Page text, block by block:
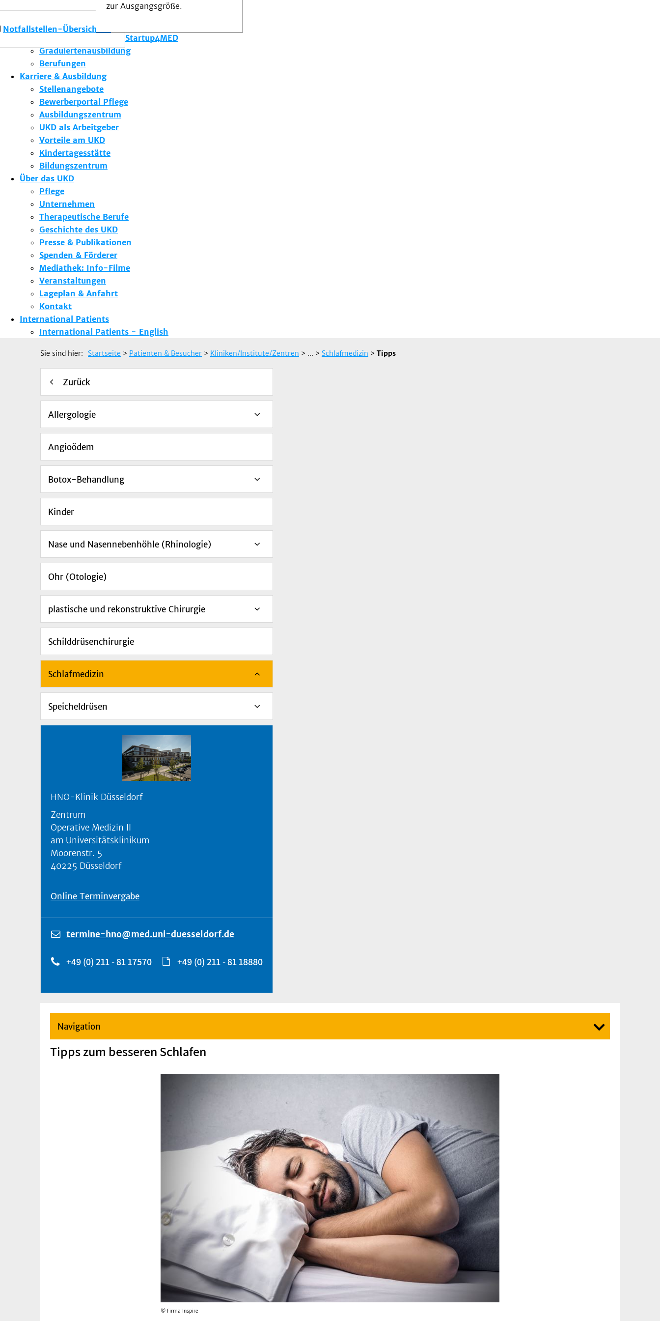
Notfallstellen-Übersicht
zur Ausgangsgröße.
Forschung am UKD
Studium & Lehre
Gründungsförderung Startup4MED
Graduiertenausbildung
Berufungen
Karriere & Ausbildung
Stellenangebote
Bewerberportal Pflege
Ausbildungszentrum
UKD als Arbeitgeber
Vorteile am UKD
Kindertagesstätte
Bildungszentrum
Über das UKD
Pflege
Unternehmen
Therapeutische Berufe
Geschichte des UKD
Presse & Publikationen
Spenden & Förderer
Mediathek: Info-Filme
Veranstaltungen
Lageplan & Anfahrt
Kontakt
International Patients
International Patients - English
Sie sind hier: Startseite > Patienten & Besucher > Kliniken/Institute/Zentren > ... > Schlafmedizin > Tipps
Zurück
Allergologie
Angioödem
Botox-Behandlung
Kinder
Nase und Nasennebenhöhle (Rhinologie)
Ohr (Otologie)
plastische und rekonstruktive Chirurgie
Schilddrüsenchirurgie
Schlafmedizin
Speicheldrüsen
HNO-Klinik Düsseldorf
Zentrum
Operative Medizin II
am Universitätsklinikum
Moorenstr. 5
40225 Düsseldorf
Online Terminvergabe
termine-hno@med.uni-duesseldorf.de
+49 (0) 211 - 81 17570 +49 (0) 211 - 81 18880
Navigation
Tipps zum besseren Schlafen
© Firma Inspire